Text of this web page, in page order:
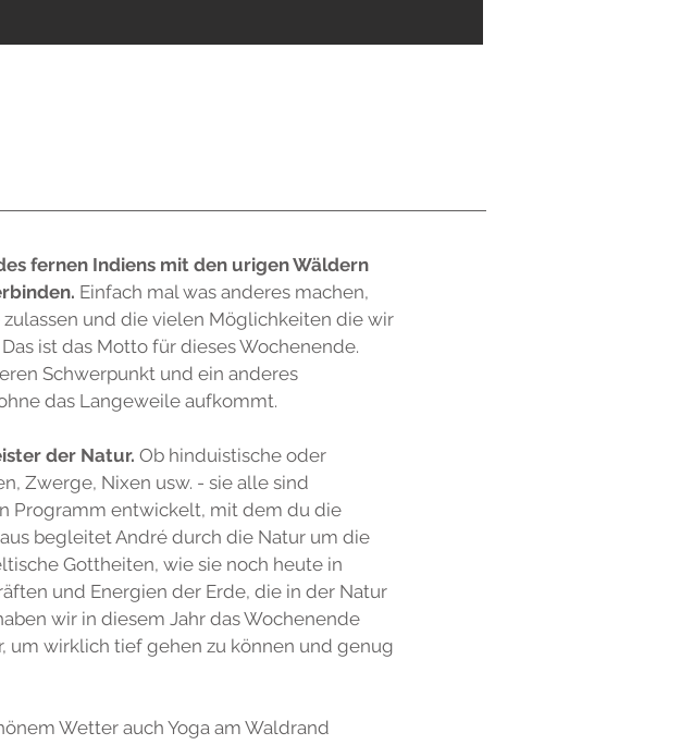
fernen Indiens mit den urigen Wäldern
Einfach mal was anderes machen,
und die vielen Möglichkeiten die wir
ist das Motto für dieses Wochenende.
Schwerpunkt und ein anderes
das Langeweile aufkommt.
der Natur. Ob hinduistische oder
Zwerge, Nixen usw. - sie alle sind
Programm entwickelt, mit dem du die
begleitet André durch die Natur um die
Gottheiten, wie sie noch heute in
und Energien der Erde, die in der Natur
wir in diesem Jahr das Wochenende
um wirklich tief gehen zu können und genug
Wetter auch Yoga am Waldrand